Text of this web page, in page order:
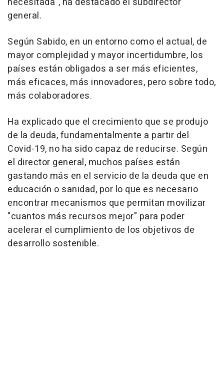
general.
Según Sabido, en un entorno como el actual, de
mayor complejidad y mayor incertidumbre, los
países están obligados a ser más eficientes,
más eficaces, más innovadores, pero sobre todo,
más colaboradores.
Ha explicado que el crecimiento que se produjo
de la deuda, fundamentalmente a partir del
Covid-19, no ha sido capaz de reducirse. Según
el director general, muchos países están
gastando más en el servicio de la deuda que en
educación o sanidad, por lo que es necesario
encontrar mecanismos que permitan movilizar
"cuantos más recursos mejor" para poder
acelerar el cumplimiento de los objetivos de
desarrollo sostenible.